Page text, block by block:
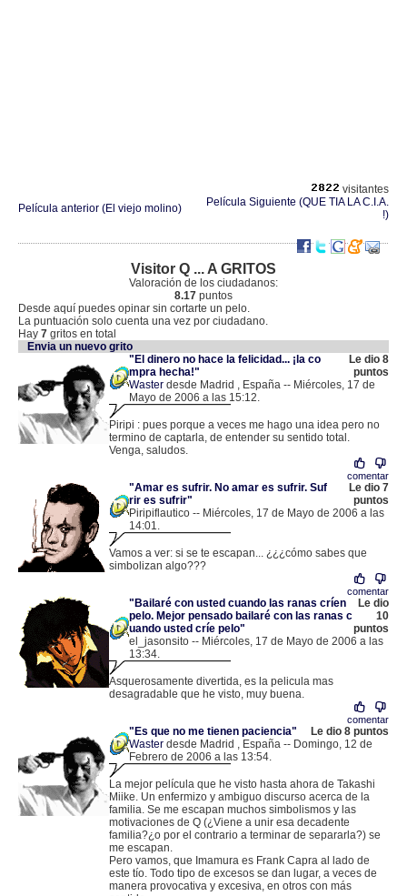
visitantes
Película anterior (El viejo molino)
Película Siguiente (QUE TIA LA C.I.A.
!)
Visitor Q ... A GRITOS
Valoración de los ciudadanos:
8.17 puntos
Desde aquí puedes opinar sin cortarte un pelo.
La puntuación solo cuenta una vez por ciudadano.
Hay 7 gritos en total
Envia un nuevo grito
"El dinero no hace la felicidad... ¡la co
mpra hecha!"
Le dio 8
puntos
Waster desde Madrid , España -- Miércoles, 17 de
Mayo de 2006 a las 15:12.
Piripi : pues porque a veces me hago una idea pero no
termino de captarla, de entender su sentido total.
Venga, saludos.
comentar
"Amar es sufrir. No amar es sufrir. Suf
rir es sufrir"
Le dio 7
puntos
Piripiflautico -- Miércoles, 17 de Mayo de 2006 a las
14:01.
Vamos a ver: si se te escapan... ¿¿¿cómo sabes que
simbolizan algo???
comentar
"Bailaré con usted cuando las ranas críen
pelo. Mejor pensado bailaré con las ranas c
uando usted críe pelo"
Le dio
10
puntos
el_jasonsito -- Miércoles, 17 de Mayo de 2006 a las
13:34.
Asquerosamente divertida, es la pelicula mas
desagradable que he visto, muy buena.
comentar
"Es que no me tienen paciencia"
Le dio 8 puntos
Waster desde Madrid , España -- Domingo, 12 de
Febrero de 2006 a las 13:54.
La mejor película que he visto hasta ahora de Takashi
Miike. Un enfermizo y ambiguo discurso acerca de la
familia. Se me escapan muchos simbolismos y las
motivaciones de Q (¿Viene a unir esa decadente
familia?¿o por el contrario a terminar de separarla?) se
me escapan.
Pero vamos, que Imamura es Frank Capra al lado de
este tío. Todo tipo de excesos se dan lugar, a veces de
manera provocativa y excesiva, en otros con más